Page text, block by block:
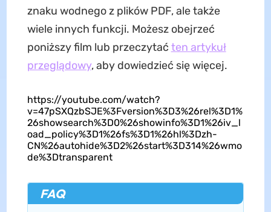
znaku wodnego z plików PDF, ale także
wiele innych funkcji. Możesz obejrzeć
poniższy film lub przeczytać ten artykuł
przeglądowy, aby dowiedzieć się więcej.
https://youtube.com/watch?
v=47pSXQzbSJE%3Fversion%3D3%26rel%3D1%
26showsearch%3D0%26showinfo%3D1%26iv_l
oad_policy%3D1%26fs%3D1%26hl%3Dzh-
CN%26autohide%3D2%26start%3D314%26wmo
de%3Dtransparent
FAQ